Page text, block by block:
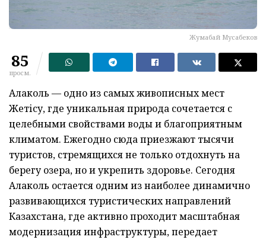
Жумабай Мусабеков
85
просм.
Алаколь — одно из самых живописных мест
Жетісу, где уникальная природа сочетается с
целебными свойствами воды и благоприятным
климатом. Ежегодно сюда приезжают тысячи
туристов, стремящихся не только отдохнуть на
берегу озера, но и укрепить здоровье. Сегодня
Алаколь остается одним из наиболее динамично
развивающихся туристических направлений
Казахстана, где активно проходит масштабная
модернизация инфраструктуры, передает